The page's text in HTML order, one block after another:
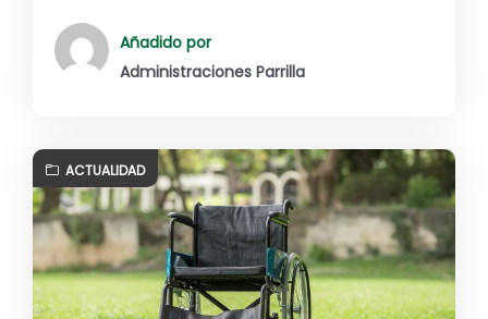
Añadido por
Administraciones Parrilla
ACTUALIDAD